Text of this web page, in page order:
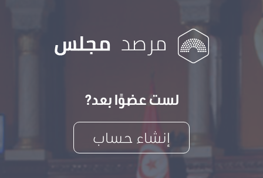
لست عضوًا بعد?
إنشاء حساب